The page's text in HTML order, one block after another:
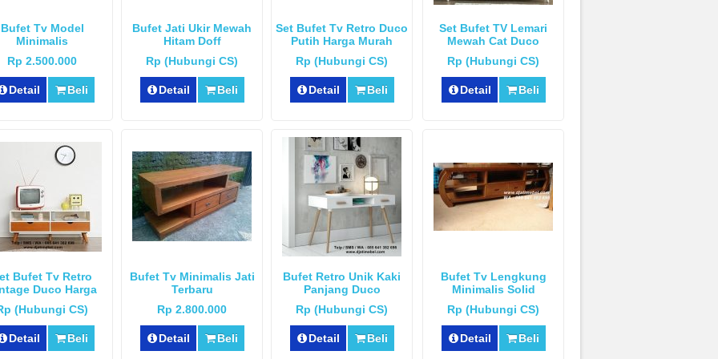
Bufet Tv Model
Minimalis
Rp 2.500.000
Detail Beli
Bufet Jati Ukir Mewah
Hitam Doff
Rp (Hubungi CS)
Detail Beli
Set Bufet Tv Retro Duco
Putih Harga Murah
Rp (Hubungi CS)
Detail Beli
Set Bufet TV Lemari
Mewah Cat Duco
Rp (Hubungi CS)
Detail Beli
Bufet Tv Retro
Duco Harga
(Hubungi CS)
Detail Beli
Bufet Tv Minimalis Jati
Terbaru
Rp 2.800.000
Detail Beli
Bufet Retro Unik Kaki
Panjang Duco
Rp (Hubungi CS)
Detail Beli
Bufet Tv Lengkung
Minimalis Solid
Rp (Hubungi CS)
Detail Beli